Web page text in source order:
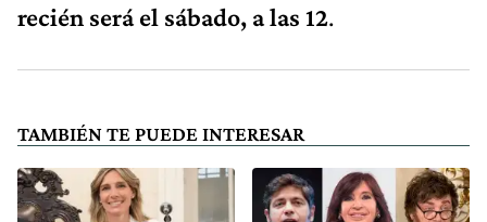
recién será el sábado, a las 12.
TAMBIÉN TE PUEDE INTERESAR